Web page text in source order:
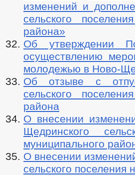
изменений и
сельского
района»
Об утверждении
осуществлению
молодежью в Ново-
Об отзыве с
сельского
района
О внесении
Щедринского
муниципального
О внесении
сельского поселения